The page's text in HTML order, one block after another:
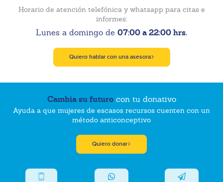
Horario de atención telefónica y whatsapp para citas e
informes:
Lunes a domingo de 07:00 a 22:00 hrs.
Quiero hablar con una asesora
Cambia su futurocon tu donativo
Ayuda a que mujeres de escasos recursos cuenten con un
método anticonceptivo
Quiero donar